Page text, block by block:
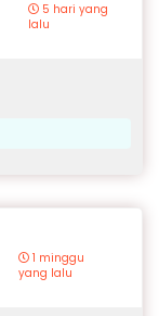
5 hari yang
lalu
1 minggu
yang lalu